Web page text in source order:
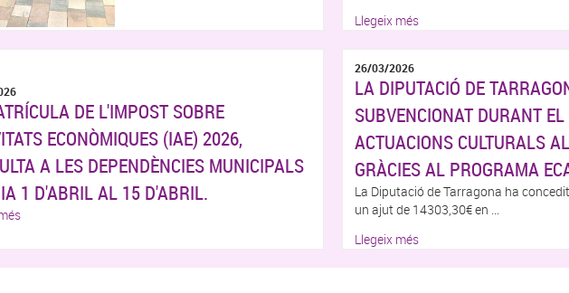
Llegeix més
DE L'IMPOST SOBRE
ECONÒMIQUES (IAE) 2026,
A LES DEPENDÈNCIES MUNICIPALS
1 D'ABRIL AL 15 D'ABRIL.
26/03/2026
LA DIPUTACIÓ DE
SUBVENCIONAT DURANT
ACTUACIONS CULTURALS
GRÀCIES AL PROGRAMA
La Diputació de Tarragona ha
un ajut de 14303,30€ en ...
Llegeix més